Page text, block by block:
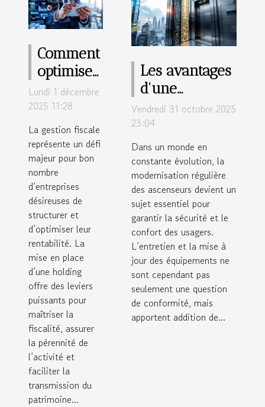
Comment
optimiser
la gestion
fiscale
grâce à
la
création
d'une
holding ?
Lundi 1 décembre
2025 11:28
La gestion fiscale
représente un défi
majeur pour bon
nombre
d’entreprises
désireuses de
structurer et
d’optimiser leur
rentabilité. La
mise en place
d’une holding
offre des leviers
puissants pour
maîtriser la
fiscalité, assurer
la pérennité de
l’activité et
faciliter la
transmission du
patrimoine...
Les avantages
d'une
modernisation
régulière des
ascenseurs
Vendredi 31 octobre 2025
23:04
Dans un monde en
constante évolution, la
modernisation régulière
des ascenseurs devient un
sujet essentiel pour
garantir la sécurité et le
confort des usagers.
L’entretien et la mise à
jour des équipements ne
sont cependant pas
seulement une question
de conformité, mais
apportent addition de...